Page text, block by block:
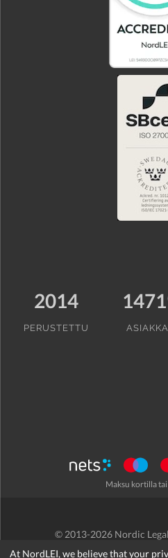
At NordLEI, we believe that your
2014
PERUSTETTU
Maksu kortilla
© 2013-2026 Nordic
Käyttöehdot/Tietosuojakäytäntö